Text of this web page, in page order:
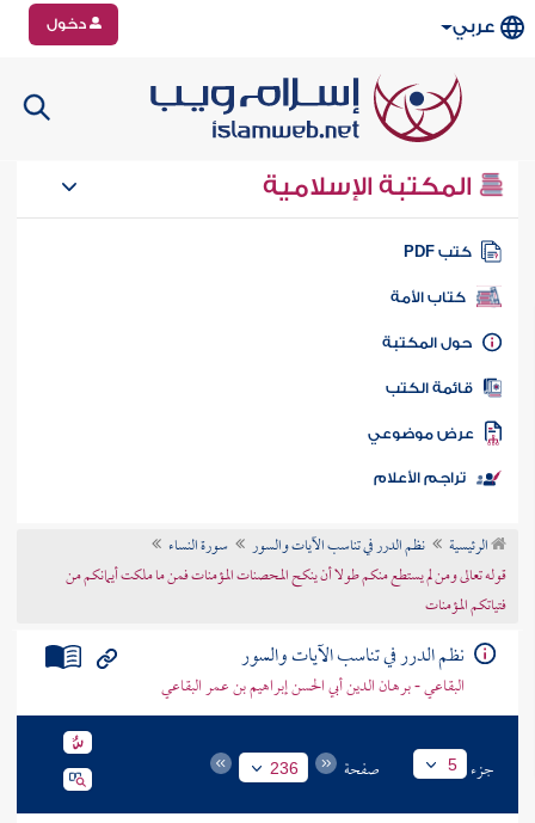
عربي دخول
المكتبة الإسلامية
كتب PDF
كتاب الأمة
المكتبة
الكتب
موضوعي
تراجم الأعلام
الرئيسية نظم الدرر في تناسب الآيات والسور
سورة النساء
قوله تعالى ومن لم يستطع منكم طولا أن ينكح المحصنات المؤمنات فمن ما ملكت أيمانكم من
فتياتكم المؤمنات
نظم الدرر في تناسب الآيات والسور
البقاعي - برهان الدين أبي الحسن إبراهيم بن عمر البقاعي
جزء 5 صفحة 236